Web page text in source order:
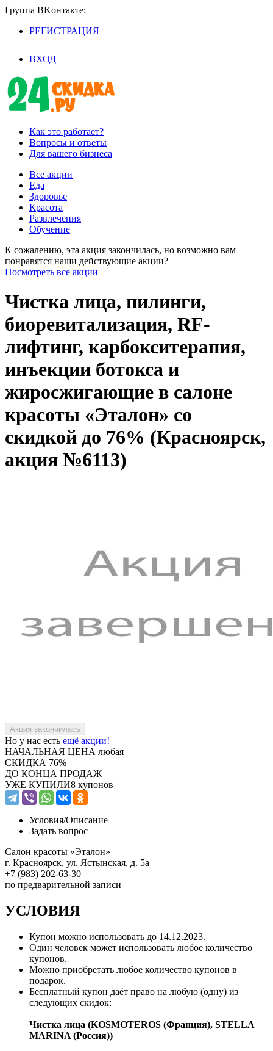
Группа BKoнтaктe:
РЕГИСТРАЦИЯ
ВХОД
Как это работает?
Вопросы и ответы
Для вашего бизнеса
Все акции
Еда
Здоровье
Красота
Развлечения
Обучение
К сожалению, эта акция закончилась, но возможно вам
понравятся наши действующие акции?
Посмотреть все акции
Чистка лица, пилинги,
биоревитализация, RF-
лифтинг, карбокситерапия,
инъекции ботокса и
жиросжигающие в салоне
красоты «Эталон» со
скидкой до 76% (Красноярск,
акция №6113)
Но у нас есть ещё акции!
НАЧАЛЬНАЯ ЦЕНА любая
СКИДКА 76%
ДО КОНЦА ПРОДАЖ
УЖЕ КУПИЛИ8 купонов
Условия/Описание
Задать вопрос
Салон красоты «Эталон»
г. Красноярск, ул. Ястынская, д. 5а
+7 (983) 202-63-30
по предварительной записи
УСЛОВИЯ
Купон можно использовать до 14.12.2023.
Один человек может использовать любое количество
купонов.
Можно приобретать любое количество купонов в
подарок.
Бесплатный купон даёт право на любую (одну) из
следующих скидок:
Чистка лица (KOSMOTEROS (Франция), STELLA
MARINA (Россия))